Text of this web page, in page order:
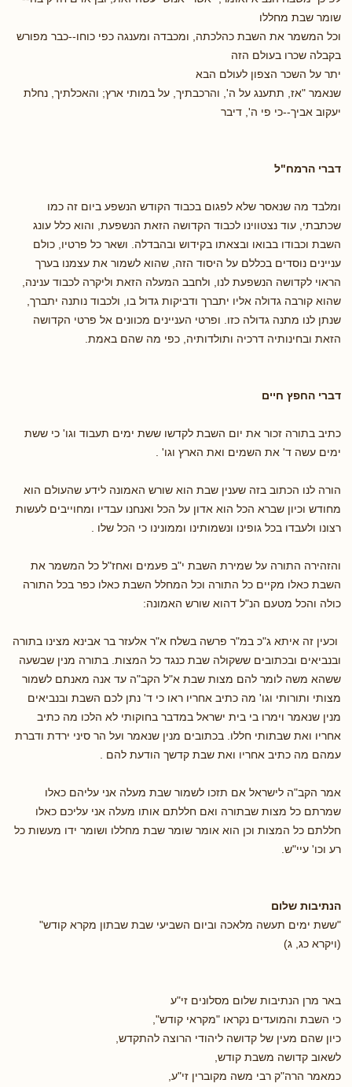
שומר שבת מחללו
וכל המשמר את השבת כהלכתה, ומכבדה ומענגה כפי כוחו--כבר מפורש
בקבלה שכרו בעולם הזה
יתר על השכר הצפון לעולם הבא
שנאמר "אז, תתענג על ה', והרכבתיך, על במותי ארץ; והאכלתיך, נחלת
יעקוב אביך--כי פי ה', דיבר
דברי הרמח"ל
ומלבד מה שנאסר שלא לפגום בכבוד הקודש הנשפע ביום זה כמו
שכתבתי, עוד נצטווינו לכבוד הקדושה הזאת הנשפעת, והוא כלל עונג
השבת וכבודו בבואו ובצאתו בקידוש ובהבדלה. ושאר כל פרטיו, כולם
עניינים נוסדים בכללם על היסוד הזה, שהוא לשמור את עצמנו בערך
הראוי לקדושה הנשפעת לנו, ולחבב המעלה הזאת וליקרה לכבוד ענינה,
שהוא קורבה גדולה אליו יתברך ודביקות גדול בו, ולכבוד נותנה יתברך,
שנתן לנו מתנה גדולה כזו. ופרטי העניינים מכוונים אל פרטי הקדושה
הזאת ובחינותיה דרכיה ותולדותיה, כפי מה שהם באמת.
דברי החפץ חיים
כתיב בתורה זכור את יום השבת לקדשו ששת ימים תעבוד וגו' כי ששת
ימים עשה ד' את השמים ואת הארץ וגו' .
הורה לנו הכתוב בזה שענין שבת הוא שורש האמונה לידע שהעולם הוא
מחודש וכיון שברא הכל הוא אדון על הכל ואנחנו עבדיו ומחוייבים לעשות
רצונו ולעבדו בכל גופינו ונשמותינו וממונינו כי הכל שלו .
והזהירה התורה על שמירת השבת י"ב פעמים ואחז"ל כל המשמר את
השבת כאלו מקיים כל התורה וכל המחלל השבת כאלו כפר בכל התורה
כולה והכל מטעם הנ"ל דהוא שורש האמונה:
וכעין זה איתא ג"כ במ"ר פרשה בשלח א"ר אלעזר בר אבינא מצינו בתורה
ובנביאים ובכתובים ששקולה שבת כנגד כל המצות. בתורה מנין שבשעה
ששהא משה לומר להם מצות שבת א"ל הקב"ה עד אנה מאנתם לשמור
מצותי ותורותי וגו' מה כתיב אחריו ראו כי ד' נתן לכם השבת ובנביאים
מנין שנאמר וימרו בי בית ישראל במדבר בחוקותי לא הלכו מה כתיב
אחריו ואת שבתותי חללו. בכתובים מנין שנאמר ועל הר סיני ירדת ודברת
עמהם מה כתיב אחריו ואת שבת קדשך הודעת להם .
אמר הקב"ה לישראל אם תזכו לשמור שבת מעלה אני עליהם כאלו
שמרתם כל מצות שבתורה ואם חללתם אותו מעלה אני עליכם כאלו
חללתם כל המצות וכן הוא אומר שומר שבת מחללו ושומר ידו מעשות כל
רע וכו' עיי"ש.
הנתיבות שלום
"ששת ימים תעשה מלאכה וביום השביעי שבת שבתון מקרא קודש"
(ויקרא כג, ג)
באר מרן הנתיבות שלום מסלונים זי"ע
כי השבת והמועדים נקראו "מקראי קודש",
כיון שהם מעין של קדושה ליהודי הרוצה להתקדש,
לשאוב קדושה משבת קודש,
כמאמר הרה"ק רבי משה מקוברין זי"ע,